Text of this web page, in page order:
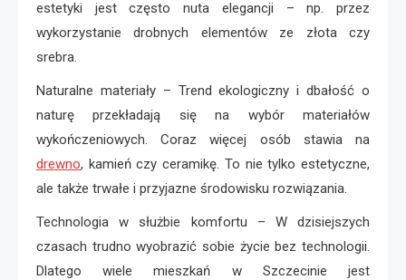
estetyki jest często nuta elegancji – np. przez
wykorzystanie drobnych elementów ze złota czy
srebra.
Naturalne materiały – Trend ekologiczny i dbałość o
naturę przekładają się na wybór materiałów
wykończeniowych. Coraz więcej osób stawia na
drewno, kamień czy ceramikę. To nie tylko estetyczne,
ale także trwałe i przyjazne środowisku rozwiązania.
Technologia w służbie komfortu – W dzisiejszych
czasach trudno wyobrazić sobie życie bez technologii.
Dlatego wiele mieszkań w Szczecinie jest